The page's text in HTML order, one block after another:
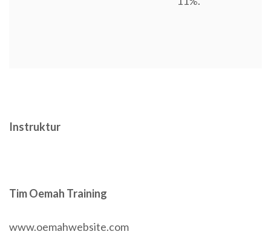
Instruktur
Tim Oemah Training
www.oemahwebsite.com